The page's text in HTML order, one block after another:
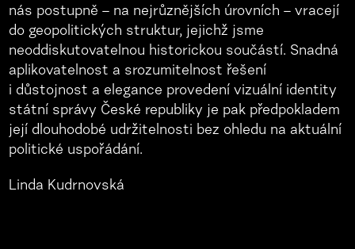
nás postupně – na nejrůznějších úrovních – vracejí
do geopolitických struktur, jejichž jsme
neoddiskutovatelnou historickou součástí. Snadná
aplikovatelnost a srozumitelnost řešení
i důstojnost a elegance provedení vizuální identity
státní správy České republiky je pak předpokladem
její dlouhodobé udržitelnosti bez ohledu na aktuální
politické uspořádání.
Linda Kudrnovská